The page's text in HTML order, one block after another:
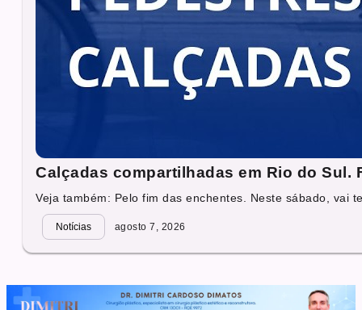
Calçadas compartilhadas em Rio do
Veja também: Pelo fim das enchentes. Neste sábado, vai
Notícias agosto 7, 2026